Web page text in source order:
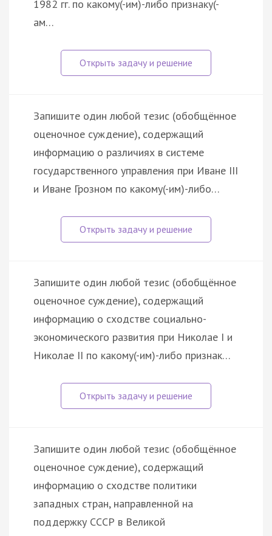
1982 гг. по какому(-им)-либо признаку(-
ам…
Запишите один любой тезис (обобщённое
оценочное суждение), содержащий
информацию о различиях в системе
государственного управления при Иване III
и Иване Грозном по какому(-им)-либо…
Запишите один любой тезис (обобщённое
оценочное суждение), содержащий
информацию о сходстве социально-
экономического развития при Николае I и
Николае II по какому(-им)-либо признак…
Запишите один любой тезис (обобщённое
оценочное суждение), содержащий
информацию о сходстве политики
западных стран, направленной на
поддержку СССР в Великой